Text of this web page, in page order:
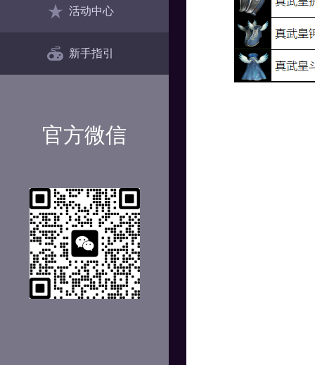
活动中心
新手指引
官方微信